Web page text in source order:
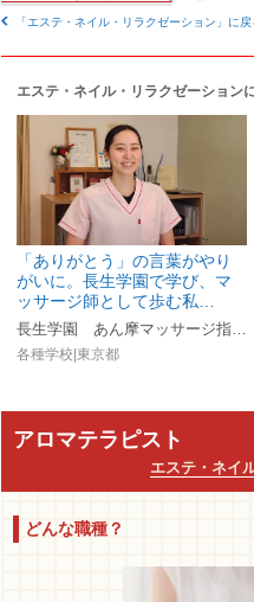
「エステ・ネイル・リラクゼーション」に戻
エステ・ネイル・リラクゼーション
「ありがとう」の言葉がやり
がいに。長生学園で学び、マ
ッサージ師として歩む私…
各種学校|東京都
アロマテラピスト
エステ・ネイ
どんな職種？